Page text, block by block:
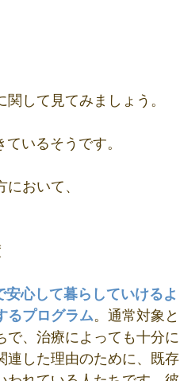
関して見てみましょう。
いるそうです。
おいて、
心して暮らしていけるよ
るプログラム。通常対象と
で、治療によっても十分に
連した理由のために、既存